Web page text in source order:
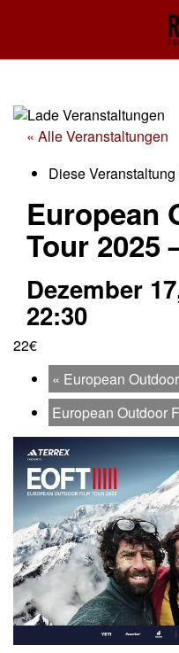
« Alle Veranstaltungen
Diese
European
Tour 2025
Dezember
22:30
22€
« European
European Outdoor